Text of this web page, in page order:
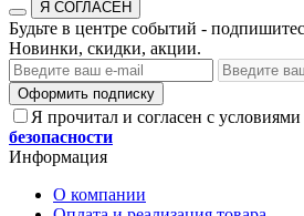
Я СОГЛАСЕН
Будьте в центре событий -
Новинки, скидки, акции.
Оформить подписку
Я прочитал и согласен с условиями
безопасности
Информация
О компании